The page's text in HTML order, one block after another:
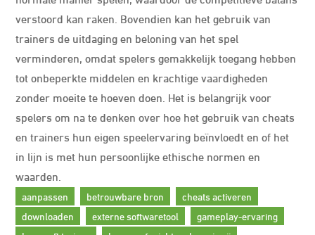
verstoord kan raken. Bovendien kan het gebruik van
trainers de uitdaging en beloning van het spel
verminderen, omdat spelers gemakkelijk toegang hebben
tot onbeperkte middelen en krachtige vaardigheden
zonder moeite te hoeven doen. Het is belangrijk voor
spelers om na te denken over hoe het gebruik van cheats
en trainers hun eigen speelervaring beïnvloedt en of het
in lijn is met hun persoonlijke ethische normen en
waarden.
aanpassen betrouwbare bron
cheats activeren
downloaden
externe softwaretool
gameplay-ervaring